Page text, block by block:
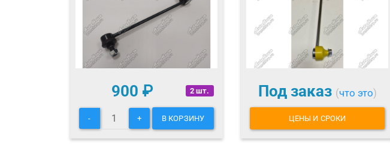
2 шт.
900 ₽
- + В КОРЗИНУ
Под заказ (что это)
ЦЕНЫ И СРОКИ